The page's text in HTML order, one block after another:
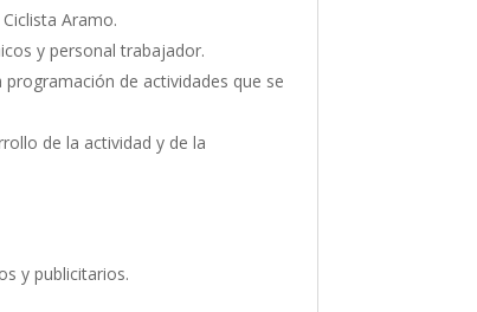
Aramo.
y personal trabajador.
de actividades que se
de la actividad y de la
publicitarios.